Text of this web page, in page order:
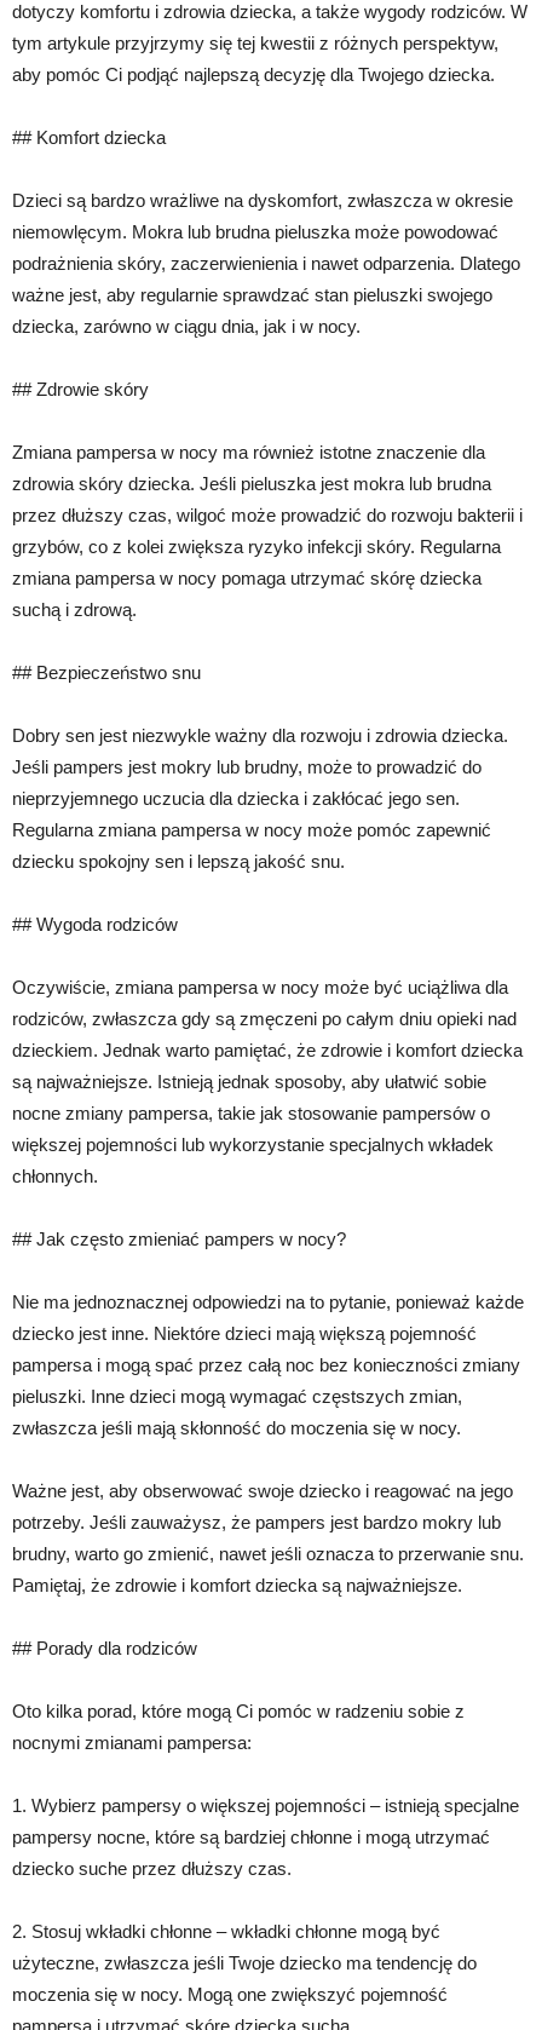
dotyczy komfortu i zdrowia dziecka, a także wygody rodziców. W
tym artykule przyjrzymy się tej kwestii z różnych perspektyw,
aby pomóc Ci podjąć najlepszą decyzję dla Twojego dziecka.
## Komfort dziecka
Dzieci są bardzo wrażliwe na dyskomfort, zwłaszcza w okresie
niemowlęcym. Mokra lub brudna pieluszka może powodować
podrażnienia skóry, zaczerwienienia i nawet odparzenia. Dlatego
ważne jest, aby regularnie sprawdzać stan pieluszki swojego
dziecka, zarówno w ciągu dnia, jak i w nocy.
## Zdrowie skóry
Zmiana pampersa w nocy ma również istotne znaczenie dla
zdrowia skóry dziecka. Jeśli pieluszka jest mokra lub brudna
przez dłuższy czas, wilgoć może prowadzić do rozwoju bakterii i
grzybów, co z kolei zwiększa ryzyko infekcji skóry. Regularna
zmiana pampersa w nocy pomaga utrzymać skórę dziecka
suchą i zdrową.
## Bezpieczeństwo snu
Dobry sen jest niezwykle ważny dla rozwoju i zdrowia dziecka.
Jeśli pampers jest mokry lub brudny, może to prowadzić do
nieprzyjemnego uczucia dla dziecka i zakłócać jego sen.
Regularna zmiana pampersa w nocy może pomóc zapewnić
dziecku spokojny sen i lepszą jakość snu.
## Wygoda rodziców
Oczywiście, zmiana pampersa w nocy może być uciążliwa dla
rodziców, zwłaszcza gdy są zmęczeni po całym dniu opieki nad
dzieckiem. Jednak warto pamiętać, że zdrowie i komfort dziecka
są najważniejsze. Istnieją jednak sposoby, aby ułatwić sobie
nocne zmiany pampersa, takie jak stosowanie pampersów o
większej pojemności lub wykorzystanie specjalnych wkładek
chłonnych.
## Jak często zmieniać pampers w nocy?
Nie ma jednoznacznej odpowiedzi na to pytanie, ponieważ każde
dziecko jest inne. Niektóre dzieci mają większą pojemność
pampersa i mogą spać przez całą noc bez konieczności zmiany
pieluszki. Inne dzieci mogą wymagać częstszych zmian,
zwłaszcza jeśli mają skłonność do moczenia się w nocy.
Ważne jest, aby obserwować swoje dziecko i reagować na jego
potrzeby. Jeśli zauważysz, że pampers jest bardzo mokry lub
brudny, warto go zmienić, nawet jeśli oznacza to przerwanie snu.
Pamiętaj, że zdrowie i komfort dziecka są najważniejsze.
## Porady dla rodziców
Oto kilka porad, które mogą Ci pomóc w radzeniu sobie z
nocnymi zmianami pampersa:
1. Wybierz pampersy o większej pojemności – istnieją specjalne
pampersy nocne, które są bardziej chłonne i mogą utrzymać
dziecko suche przez dłuższy czas.
2. Stosuj wkładki chłonne – wkładki chłonne mogą być
użyteczne, zwłaszcza jeśli Twoje dziecko ma tendencję do
moczenia się w nocy. Mogą one zwiększyć pojemność
pampersa i utrzymać skórę dziecka suchą.